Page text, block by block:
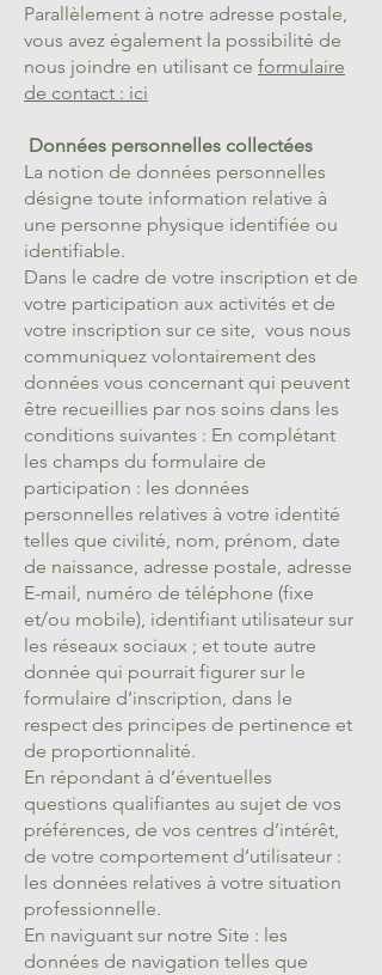
Parallèlement à notre adresse postale,
vous avez également la possibilité de
nous joindre en utilisant ce formulaire
de contact : ici
Données personnelles collectées
La notion de données personnelles
désigne toute information relative à
une personne physique identifiée ou
identifiable.
Dans le cadre de votre inscription et de
votre participation aux activités et de
votre inscription sur ce site, vous nous
communiquez volontairement des
données vous concernant qui peuvent
être recueillies par nos soins dans les
conditions suivantes : En complétant
les champs du formulaire de
participation : les données
personnelles relatives à votre identité
telles que civilité, nom, prénom, date
de naissance, adresse postale, adresse
E-mail, numéro de téléphone (fixe
et/ou mobile), identifiant utilisateur sur
les réseaux sociaux ; et toute autre
donnée qui pourrait figurer sur le
formulaire d’inscription, dans le
respect des principes de pertinence et
de proportionnalité.
En répondant à d’éventuelles
questions qualifiantes au sujet de vos
préférences, de vos centres d’intérêt,
de votre comportement d’utilisateur :
les données relatives à votre situation
professionnelle.
En naviguant sur notre Site : les
données de navigation telles que